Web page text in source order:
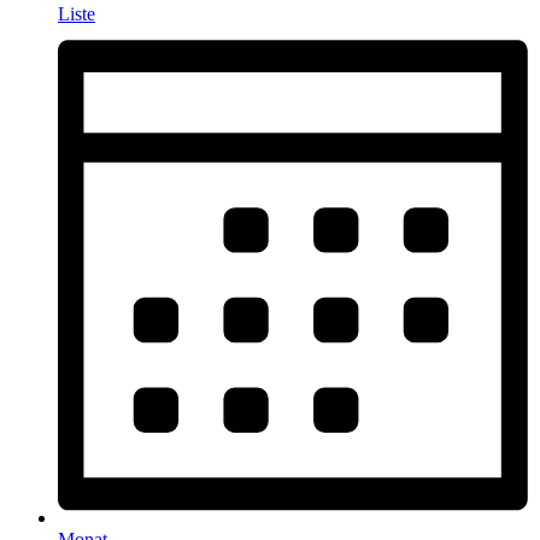
Liste